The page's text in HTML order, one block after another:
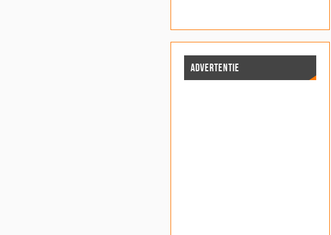
ADVERTENTIE